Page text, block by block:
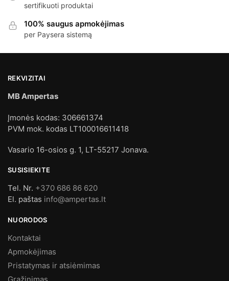
sertifikuoti produktai
100% saugus apmokėjimas
per Paysera sistemą
REKVIZITAI
MB Ampertas
Įmonės kodas: 306661374
PVM mok. kodas LT100016611418
Vasario 16-osios g. 1, LT-55217 Jonava.
SUSISIEKITE
Tel. Nr. +370 686 86 620
El. paštas info@ampertas.lt
NUORODOS
Kontaktai
Apmokėjimas
Pristatymas ir atsiėmimas